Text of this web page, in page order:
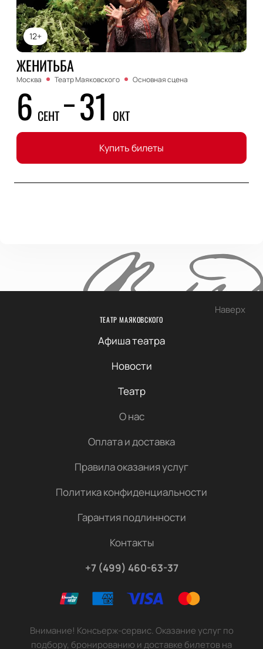
12+
ЖЕНИТЬБА
Москва Театр Маяковского Основная сцена
6 СЕНТ 31 ОКТ
Купить билеты
Наверх
ТЕАТР МАЯКОВСКОГО
Афиша театра
Новости
Театр
О нас
Оплата и доставка
Правила оказания услуг
Политика конфиденциальности
Гарантия подлинности
Контакты
+7 (499) 460-63-37
Внимание! Консьерж-сервис. Оказание услуг по
подбору, бронированию и доставке билетов на